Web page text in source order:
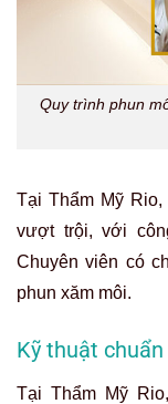
Quy trình phun
Tại Thẩm Mỹ
vượt trội, với
Chuyên viên có
phun xăm môi.
Kỹ thuật chuẩn
Tại Thẩm Mỹ